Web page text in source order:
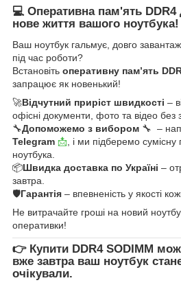
💻 Оперативна пам'ять DDR4
нове життя вашого ноутбука!
Ваш ноутбук гальмує, довго
під час роботи?
Встановіть оперативну пам’ять
запрацює як новенький!
🚀Відчутний приріст швидкості –
офісні документи, фото та відео без
🔧Допоможемо з вибором 🔧 –
Telegram 📩 , і ми підберемо
ноутбука.
📦Швидка доставка по Україні –
завтра.
🛡Гарантія – впевненість у якості
Не витрачайте гроші на новий
оперативки!
👉 Купити DDR4 SODIMM
вже завтра ваш ноутбук
очікували.